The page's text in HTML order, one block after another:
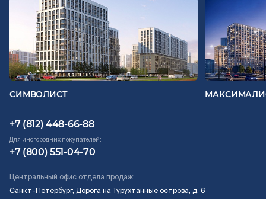
Проекты
О компании
Жизнь в мавис
СИМВОЛИСТ
+7 (812) 448-66-88
Для иногородних покупателей:
+7 (800) 551-04-70
Центральный офис отдела продаж:
Санкт-Петербург, Дорога на Турухтанные острова, д. 6